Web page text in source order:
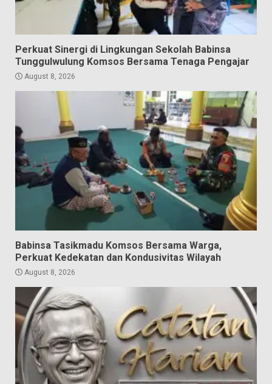
Perkuat Sinergi di Lingkungan Sekolah Babinsa
Tunggulwulung Komsos Bersama Tenaga Pengajar
August 8, 2026
Babinsa Tasikmadu Komsos Bersama Warga,
Perkuat Kedekatan dan Kondusivitas Wilayah
August 8, 2026